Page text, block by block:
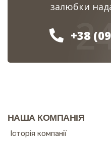
залюбки
+38
НАША КОМПАНІЯ
Історія компанії